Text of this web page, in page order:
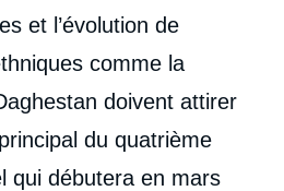
et l’évolution de
comme la
doivent attirer
du quatrième
qui débutera en mars